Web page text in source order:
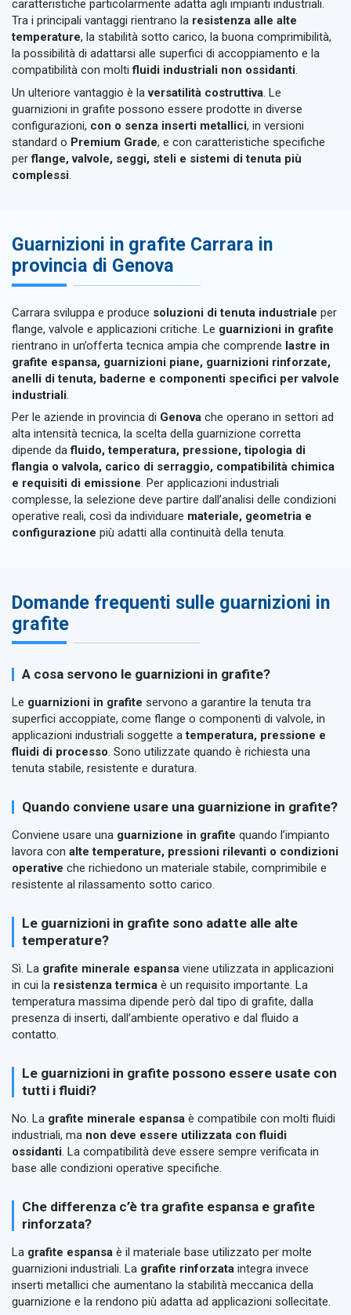
caratteristiche particolarmente adatta agli impianti industriali.
Tra i principali vantaggi rientrano la resistenza alle alte
temperature, la stabilità sotto carico, la buona comprimibilità,
la possibilità di adattarsi alle superfici di accoppiamento e la
compatibilità con moltifluidi industriali non ossidanti.
Un ulteriore vantaggio è laversatilità costruttiva. Le
guarnizioni in grafite possono essere prodotte in diverse
configurazioni, con o senza inserti metallici, in versioni
standard o Premium Grade, e con caratteristiche specifiche
perflange, valvole, seggi, steli e sistemi di tenuta più
complessi.
Guarnizioni in grafite Carrara in
provincia di Genova
Carrara sviluppa e produce soluzioni di tenuta industriale per
flange, valvole e applicazioni critiche. Le guarnizioni in grafite
rientrano in un’offerta tecnica ampia che comprende lastre in
grafite espansa, guarnizioni piane, guarnizioni rinforzate,
anelli di tenuta, baderne e componenti specifici per valvole
industriali
Per le aziende in provincia di Genova che operano in settori ad
alta intensità tecnica, la scelta della guarnizione corretta
dipende dafluido, temperatura, pressione, tipologia di
flangia o valvola, carico di serraggio, compatibilità chimica
e requisiti di emissione. Per applicazioni industriali
complesse, la selezione deve partire dall’analisi delle condizioni
operative reali, così da individuare materiale, geometria e
configurazione più adatti alla continuità della tenuta.
Domande frequenti sulle guarnizioni in
grafite
A cosa servono le guarnizioni in grafite?
Le guarnizioni in grafite servono a garantire la tenuta tra
superfici accoppiate, come flange o componenti di valvole, in
applicazioni industriali soggette atemperatura, pressione e
fluidi di processo. Sono utilizzate quando è richiesta una
tenuta stabile, resistente e duratura.
Quando conviene usare una guarnizione in grafite?
Conviene usare una guarnizione in grafite quando l’impianto
lavora con alte temperature, pressioni rilevanti o condizioni
operative che richiedono un materiale stabile, comprimibile e
resistente al rilassamento sotto carico.
Le guarnizioni in grafite sono adatte alle alte
temperature?
Sì. La grafite minerale espansa viene utilizzata in applicazioni
in cui la resistenza termica è un requisito importante. La
temperatura massima dipende però dal tipo di grafite, dalla
presenza di inserti, dall’ambiente operativo e dal fluido a
contatto.
Le guarnizioni in grafite possono essere usate con
tutti i fluidi?
No. La grafite minerale espansa è compatibile con molti fluidi
industriali, ma non deve essere utilizzata con fluidi
ossidanti. La compatibilità deve essere sempre verificata in
base alle condizioni operative specifiche.
Che differenza c’è tra grafite espansa e grafite
rinforzata?
La grafite espansa è il materiale base utilizzato per molte
guarnizioni industriali. La grafite rinforzata integra invece
inserti metallici che aumentano la stabilità meccanica della
guarnizione e la rendono più adatta ad applicazioni sollecitate.